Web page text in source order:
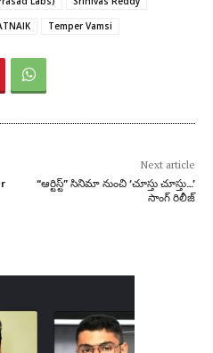
Temper Vamsi
Next article
“ఆర్టిస్ట్” సినిమా నుంచి ‘చూస్తు చూస్తు…’
సాంగ్ రిలీజ్